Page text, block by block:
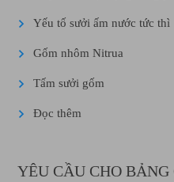
Yếu tố sưởi ấm nước tức thì
Gốm nhôm Nitrua
Tấm sưởi gốm
Đọc thêm
YÊU CẦU CHO BẢNG